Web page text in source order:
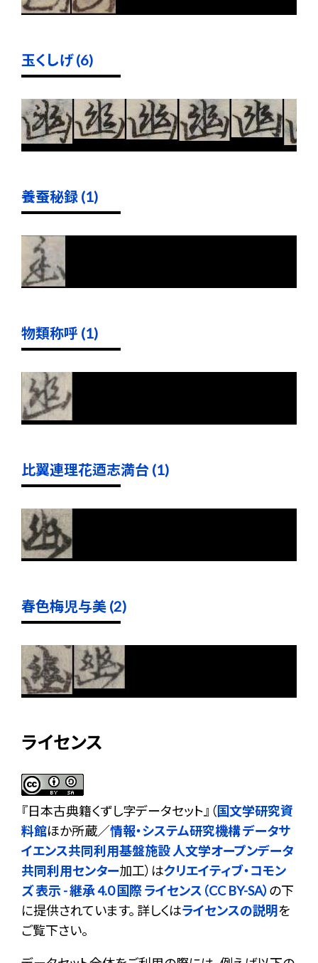
玉くしげ (6)
養蚕秘録 (1)
物類称呼 (1)
比翼連理花迺志満台 (1)
春色梅児与美 (2)
ライセンス
『日本古典籍くずし字データセット 』（国文学研究資
料館ほか所蔵／情報・システム研究機構 データサ
イエンス共同利用基盤施設 人文学オープンデータ
共同利用センター加工）はクリエイティブ・コモン
ズ 表示 - 継承 4.0 国際 ライセンス（CC BY-SA） の下
に提供されています。 詳しくはライセンスの説明を
ご覧下さい。